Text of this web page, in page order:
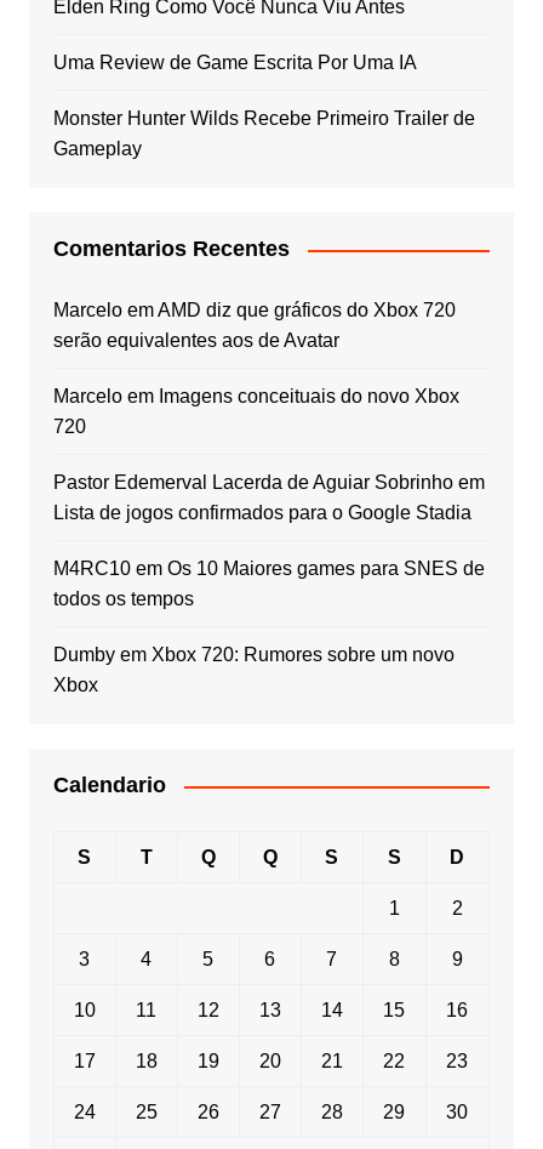
Elden Ring Como Você Nunca Viu Antes
Uma Review de Game Escrita Por Uma IA
Monster Hunter Wilds Recebe Primeiro Trailer de
Gameplay
Comentarios Recentes
MarceloemAMD diz que gráficos do Xbox 720
serão equivalentes aos de Avatar
Marceloem Imagens conceituais do novo Xbox
720
Pastor Edemerval Lacerda de Aguiar Sobrinhoem
Lista de jogos confirmados para o Google Stadia
M4RC10em Os 10 Maiores games para SNES de
todos os tempos
Dumbyem Xbox 720: Rumores sobre um novo
Xbox
Calendario
S T Q Q S S D
1 2
3 4 5 6 7 8 9
10 11 12 13 14 15 16
17 18 19 20 21 22 23
24 25 26 27 28 29 30